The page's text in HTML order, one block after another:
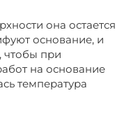
она остается
основание, и
чтобы при
на основание
температура